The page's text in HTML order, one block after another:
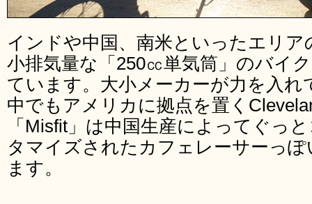
インドや中国、南米といったエリア
小排気量な「250㏄単気筒」のバイ
ています。大小メーカーが力を入
中でもアメリカに拠点を置く
「Misfit」は中国生産によってぐっ
タマイズされたカフェレーサーっ
ます。